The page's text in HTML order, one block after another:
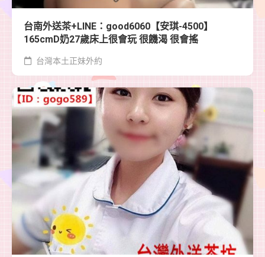
台南外送茶+LINE：good6060【安琪-4500】
165cmD奶27歲床上很會玩 很饑渴 很會搖
台灣本土正妹外約